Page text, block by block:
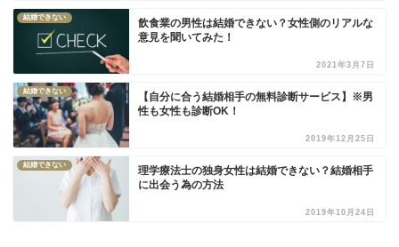
結婚できない
飲食業の男性は結婚できない？女性側のリアルな
意見を聞いてみた！
2021年3月7日
結婚できない
【自分に合う結婚相手の無料診断サービス】※男
性も女性も診断OK！
2019年12月25日
結婚できない
理学療法士の独身女性は結婚できない？結婚相手
に出会う為の方法
2019年10月24日